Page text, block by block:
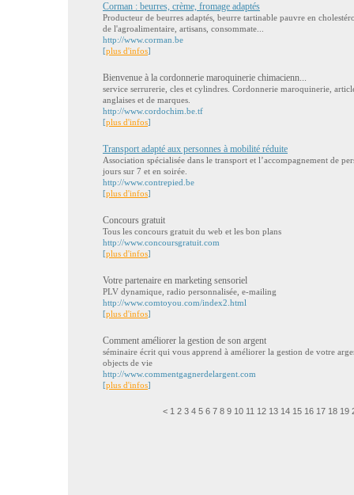
Corman : beurres, crème, fromage adaptés
Producteur de beurres adaptés, beurre tartinable pauvre en
de l'agroalimentaire, artisans, consommate...
http://www.corman.be
[plus d'infos]
Bienvenue à la cordonnerie maroquinerie chimacienn...
service serrurerie, cles et cylindres. Cordonnerie maroquinerie,
anglaises et de marques.
http://www.cordochim.be.tf
[plus d'infos]
Transport adapté aux personnes à mobilité réduite
Association spécialisée dans le transport et l’accompagnement de
jours sur 7 et en soirée.
http://www.contrepied.be
[plus d'infos]
Concours gratuit
Tous les concours gratuit du web et les bon plans
http://www.concoursgratuit.com
[plus d'infos]
Votre partenaire en marketing sensoriel
PLV dynamique, radio personnalisée, e-mailing
http://www.comtoyou.com/index2.html
[plus d'infos]
Comment améliorer la gestion de son argent
séminaire écrit qui vous apprend à améliorer la gestion de votre
objects de vie
http://www.commentgagnerdelargent.com
[plus d'infos]
< 1 2 3 4 5 6 7 8 9 10 11 12 13 14 15 16 17 18 19